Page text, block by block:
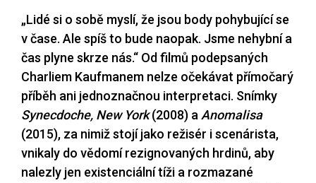
„Lidé si o sobě myslí, že jsou body pohybující se
v čase. Ale spíš to bude naopak. Jsme nehybní a
čas plyne skrze nás.“ Od filmů podepsaných
Charliem Kaufmanem nelze očekávat přímočarý
příběh ani jednoznačnou interpretaci. Snímky
Synecdoche, New York(2008) aAnomalisa
(2015), za nimiž stojí jako režisér i scenárista,
vnikaly do vědomí rezignovaných hrdinů, aby
nalezly jen existenciální tíži a rozmazané